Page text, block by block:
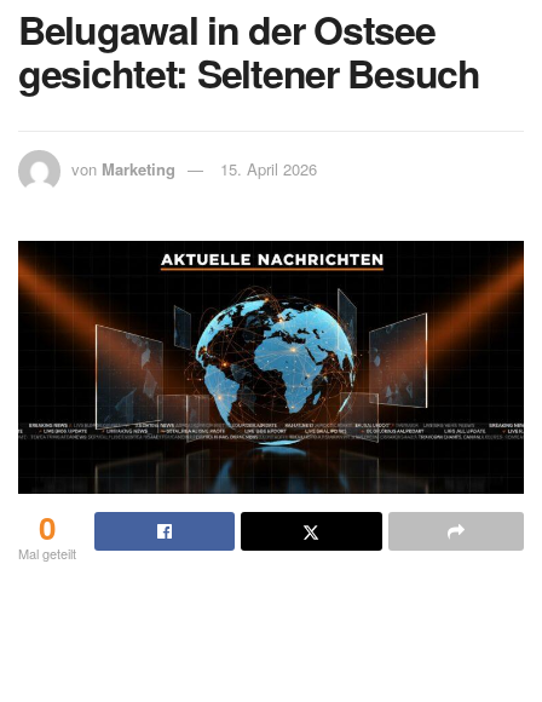
Belugawal in der Ostsee
gesichtet: Seltener Besuch
von Marketing 15. April 2026
0
Mal geteilt